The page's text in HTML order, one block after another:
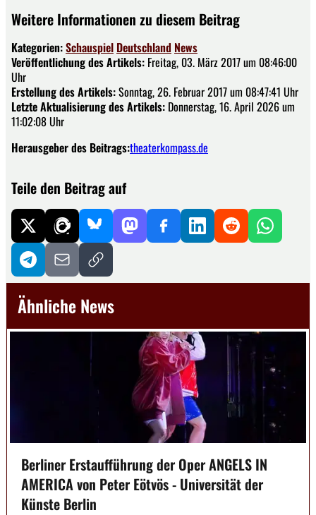
Weitere Informationen zu diesem Beitrag
Kategorien:Schauspiel Deutschland News
Veröffentlichung des Artikels: Freitag, 03. März 2017 um 08:46:00
Uhr
Erstellung des Artikels:Sonntag, 26. Februar 2017 um 08:47:41 Uhr
Letzte Aktualisierung des Artikels: Donnerstag, 16. April 2026 um
11:02:08 Uhr
Herausgeber des Beitrags:theaterkompass.de
Teile den Beitrag auf
Ähnliche News
Berliner Erstaufführung der Oper ANGELS IN
AMERICA von Peter Eötvös - Universität der
Künste Berlin